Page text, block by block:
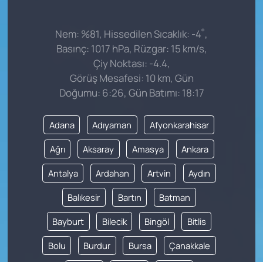
Nem: %81, Hissedilen Sıcaklık: -4°,
Basınç: 1017 hPa, Rüzgar: 15 km/s,
Çiy Noktası: -4.4,
Görüş Mesafesi: 10 km, Gün
Doğumu: 6:26, Gün Batımı: 18:17
Adana Adıyaman Afyonkarahisar
Ağrı Aksaray Amasya Ankara
Antalya Ardahan Artvin Aydın
Balıkesir Bartın Batman
Bayburt Bilecik Bingöl Bitlis
Bolu Burdur Bursa Çanakkale